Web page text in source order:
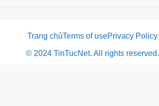
Trang chủTerms of usePrivacy Policy
© 2024 TinTucNet. All rights reserved.